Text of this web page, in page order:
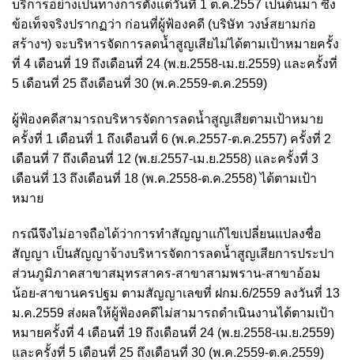
บริการอย่างเป็นทางการตั้งแต่วันที่ 1 ต.ค.2557 เป็นต้นมา ซึ่ง
ข้อเท็จจริงปรากฏว่า ก่อนที่ผู้ฟ้องคดี (บริษัท วงษ์สยามก่อ
สร้างฯ) จะบริหารจัดการลดน้ำสูญเสียไม่ได้ตามเป้าหมายครั้ง
ที่ 4 เดือนที่ 19 ถึงเดือนที่ 24 (พ.ย.2558-เม.ย.2559) และครั้งที่
5 เดือนที่ 25 ถึงเดือนที่ 30 (พ.ค.2559-ต.ค.2559)
ผู้ฟ้องคดีสามารถบริหารจัดการลดน้ำสูญเสียตามเป้าหมาย
ครั้งที่ 1 เดือนที่ 1 ถึงเดือนที่ 6 (พ.ค.2557-ต.ค.2557) ครั้งที่ 2
เดือนที่ 7 ถึงเดือนที่ 12 (พ.ย.2557-เม.ย.2558) และครั้งที่ 3
เดือนที่ 13 ถึงเดือนที่ 18 (พ.ค.2558-ต.ค.2558) ได้ตามเป้า
หมาย
กรณีจึงไม่อาจถือได้ว่าการทำสัญญาแก้ไขเปลี่ยนแปลงชื่อ
สัญญา เป็นสัญญาจ้างบริหารจัดการลดน้ำสูญเสียการประปา
ส่วนภูมิภาคสาขาสมุทรสาคร-สาขาสามพราน-สาขาอ้อม
น้อย-สาขานครปฐม ตามสัญญาเลขที่ ฝกม.6/2559 ลงวันที่ 13
ม.ค.2559 ส่งผลให้ผู้ฟ้องคดีไม่สามารถดำเนินงานได้ตามเป้า
หมายครั้งที่ 4 เดือนที่ 19 ถึงเดือนที่ 24 (พ.ย.2558-เม.ย.2559)
และครั้งที่ 5 เดือนที่ 25 ถึงเดือนที่ 30 (พ.ค.2559-ต.ค.2559)